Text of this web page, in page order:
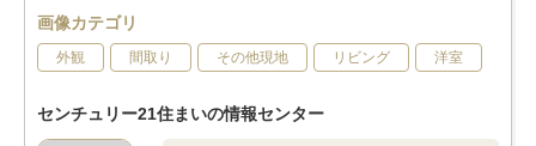
画像カテゴリ
外観 間取り その他現地 リビング 洋室
センチュリー21住まいの情報センター